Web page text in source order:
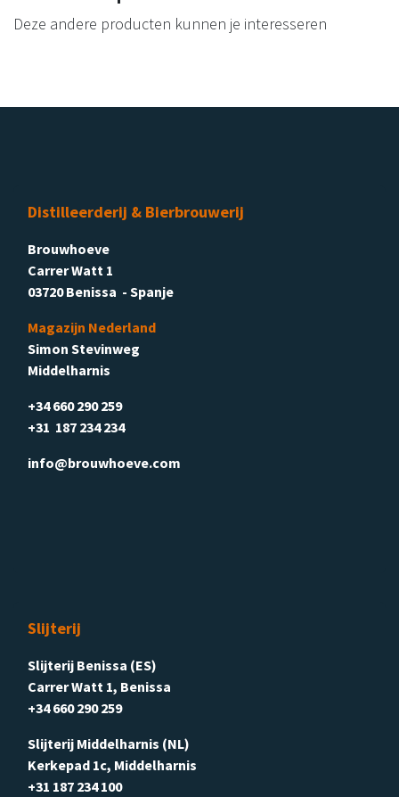
Deze andere producten kunnen je interesseren
Distilleerderij & Bierbrouwerij
Brouwhoeve
Carrer Watt 1
03720 Benissa - Spanje
Magazijn Nederland
Simon Stevinweg
Middelharnis
+34 660 290 259
+31 187 234 234
info@brouwhoeve.com
Slijterij
Slijterij Benissa (ES)
Carrer Watt 1, Benissa
+34 660 290 259
Slijterij Middelharnis (NL)
Kerkepad 1c, Middelharnis
+31 187 234 100